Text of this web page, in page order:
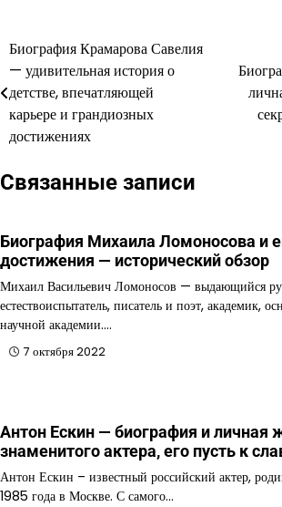
Навигация
по
записям
Биография Крамарова Савелия
— удивительная история о
детстве, впечатляющей
карьере и грандиозных
достижениях
Связанные записи
Биография Михаила Ломоносова и
достижения — исторический обзор
Михаил Васильевич Ломоносов — выдающийся
естествоиспытатель, писатель и поэт, академик,
научной академии.…
7 октября 2022
Антон Ескин — биография и личная
знаменитого актера, его пусть к
Антон Ескин – известный российский актер,
1985 года в Москве. С самого…